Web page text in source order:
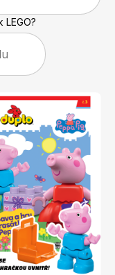
Bydlení
Venkov & styl